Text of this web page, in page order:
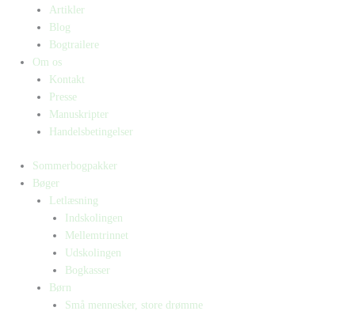
Artikler
Blog
Bogtrailere
Om os
Kontakt
Presse
Manuskripter
Handelsbetingelser
Sommerbogpakker
Bøger
Letlæsning
Indskolingen
Mellemtrinnet
Udskolingen
Bogkasser
Børn
Små mennesker, store drømme